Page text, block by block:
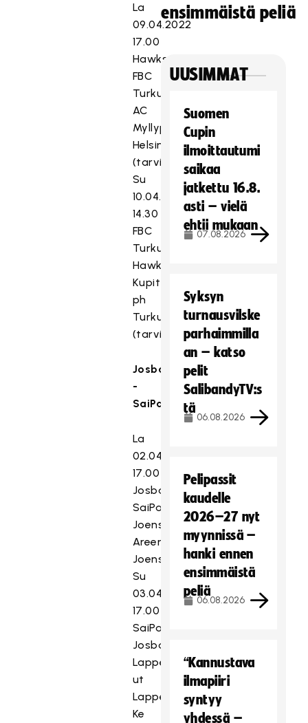
La
09.04.2022
17.00
Hawks
FBC
Turku
AC
Myllypuro
Helsinki
(tarvittaessa)
Su
10.04.2022
14.30
FBC
Turku
Hawks
Kupittaan
ph
Turku
(tarvittaessa)
Josba
-
SaiPa
La
02.04.2022
17.00
Josba
SaiPa
Joensuu
Areena
Joensuu
Su
03.04.2022
17.00
SaiPa
Josba
Lappeenrannan
ut
Lappeenranta
Ke
ensimmäistä peliä
UUSIMMAT
Suomen
Cupin
ilmoittautumi
saikaa
jatkettu 16.8.
asti – vielä
ehtii mukaan
07.08.2026
Syksyn
turnausvilske
parhaimmilla
an – katso
pelit
SalibandyTV:s
tä
06.08.2026
Pelipassit
kaudelle
2026–27 nyt
myynnissä –
hanki ennen
ensimmäistä
peliä
06.08.2026
“Kannustava
ilmapiiri
syntyy
yhdessä –